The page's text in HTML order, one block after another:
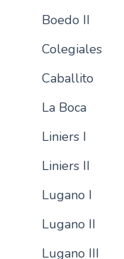
Boedo II
Colegiales
Caballito
La Boca
Liniers I
Liniers II
Lugano I
Lugano II
Lugano III